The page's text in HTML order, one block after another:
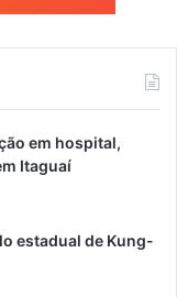
em hospital,
Itaguaí
estadual de Kung-